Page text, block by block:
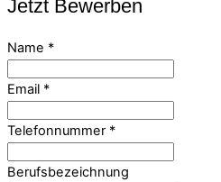
Jetzt Bewerben
Name *
Email *
Telefonnummer *
Berufsbezeichnung